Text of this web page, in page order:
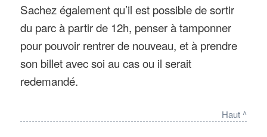
Sachez également qu’il est possible de sortir
du parc à partir de 12h, penser à tamponner
pour pouvoir rentrer de nouveau, et à prendre
son billet avec soi au cas ou il serait
redemandé.
Haut ^